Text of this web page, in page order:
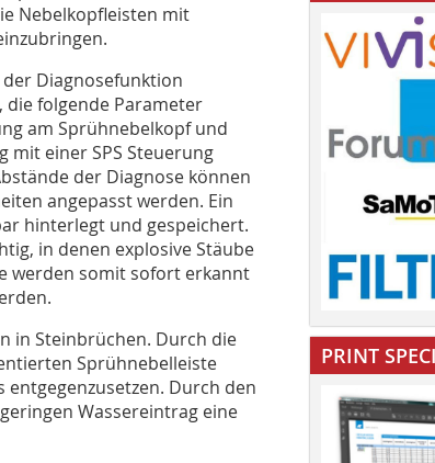
Nebelkopfleisten mit
­Diagnosefunktion
folgende Parameter
am Sprühnebelkopf und
mit einer SPS Steuerung
der Diagnose können
angepasst werden. Ein
hinterlegt und gespeichert.
in denen explosive Stäube
werden somit sofort erkannt
in Steinbrüchen. Durch die
Sprühnebelleiste
Durch den
Wassereintrag eine
PRINT